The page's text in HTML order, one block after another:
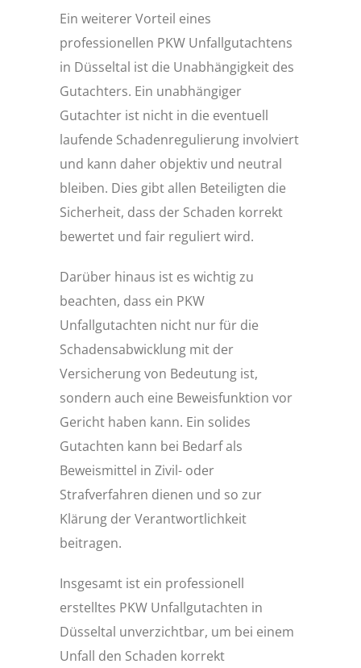
Ein weiterer Vorteil eines
professionellen PKW Unfallgutachtens
in Düsseltal ist die Unabhängigkeit des
Gutachters. Ein unabhängiger
Gutachter ist nicht in die eventuell
laufende Schadenregulierung involviert
und kann daher objektiv und neutral
bleiben. Dies gibt allen Beteiligten die
Sicherheit, dass der Schaden korrekt
bewertet und fair reguliert wird.
Darüber hinaus ist es wichtig zu
beachten, dass ein PKW
Unfallgutachten nicht nur für die
Schadensabwicklung mit der
Versicherung von Bedeutung ist,
sondern auch eine Beweisfunktion vor
Gericht haben kann. Ein solides
Gutachten kann bei Bedarf als
Beweismittel in Zivil- oder
Strafverfahren dienen und so zur
Klärung der Verantwortlichkeit
beitragen.
Insgesamt ist ein professionell
erstelltes PKW Unfallgutachten in
Düsseltal unverzichtbar, um bei einem
Unfall den Schaden korrekt